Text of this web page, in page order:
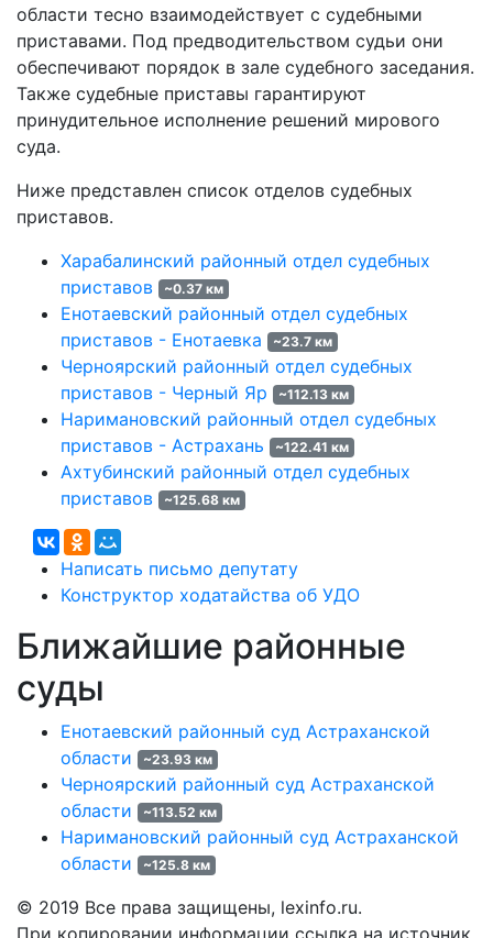
области тесно взаимодействует с судебными
приставами. Под предводительством судьи они
обеспечивают порядок в зале судебного заседания.
Также судебные приставы гарантируют
принудительное исполнение решений мирового
суда.
Ниже представлен список отделов судебных
приставов.
Харабалинский районный отдел судебных
приставов
~0.37 км
Енотаевский районный отдел судебных
приставов - Енотаевка
~23.7 км
Черноярский районный отдел судебных
приставов - Черный Яр
~112.13 км
Наримановский районный отдел судебных
приставов - Астрахань
~122.41 км
Ахтубинский районный отдел судебных
приставов
~125.68 км
Написать письмо депутату
Конструктор ходатайства об УДО
Ближайшие районные
суды
Енотаевский районный суд Астраханской
области
~23.93 км
Черноярский районный суд Астраханской
области
~113.52 км
Наримановский районный суд Астраханской
области
~125.8 км
© 2019 Все права защищены, lexinfo.ru.
При копировании информации ссылка на источник